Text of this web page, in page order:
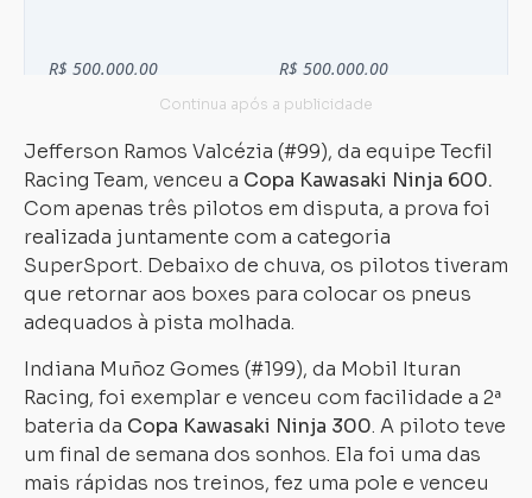
Jefferson Ramos Valcézia (#99), da equipe Tecfil
Racing Team, venceu a Copa Kawasaki Ninja 600.
Com apenas três pilotos em disputa, a prova foi
realizada juntamente com a categoria
SuperSport. Debaixo de chuva, os pilotos tiveram
que retornar aos boxes para colocar os pneus
adequados à pista molhada.
Indiana Muñoz Gomes (#199), da Mobil Ituran
Racing, foi exemplar e venceu com facilidade a 2ª
bateria da Copa Kawasaki Ninja 300. A piloto teve
um final de semana dos sonhos. Ela foi uma das
mais rápidas nos treinos, fez uma pole e venceu